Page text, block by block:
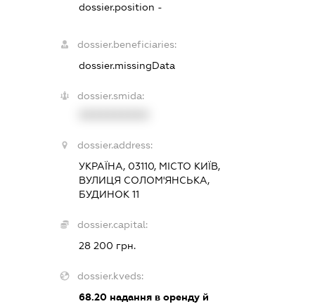
dossier.position -
dossier.beneficiaries:
dossier.missingData
dossier.smida:
dossier.address:
УКРАЇНА, 03110, МІСТО КИЇВ,
ВУЛИЦЯ СОЛОМ'ЯНСЬКА,
БУДИНОК 11
dossier.capital:
28 200 грн.
dossier.kveds:
68.20надання в оренду й